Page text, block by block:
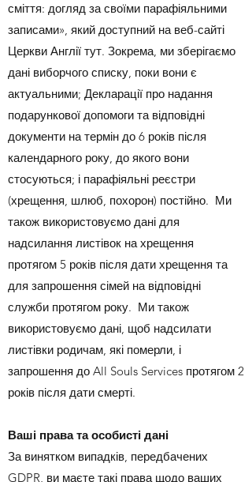
сміття: догляд за своїми парафіяльними
записами», який доступний на веб-сайті
Церкви Англії тут. Зокрема, ми зберігаємо
дані виборчого списку, поки вони є
актуальними; Декларації про надання
подарункової допомоги та відповідні
документи на термін до 6 років після
календарного року, до якого вони
стосуються; і парафіяльні реєстри
(хрещення, шлюб, похорон) постійно. Ми
також використовуємо дані для
надсилання листівок на хрещення
протягом 5 років після дати хрещення та
для запрошення сімей на відповідні
служби протягом року. Ми також
використовуємо дані, щоб надсилати
листівки родичам, які померли, і
запрошення до All Souls Services протягом 2
років після дати смерті.
Ваші права та особисті дані
За винятком випадків, передбачених
GDPR, ви маєте такі права щодо ваших